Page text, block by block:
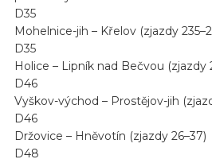
D35
Mohelnice-jih – Křelov (zjazdy
D35
Holice – Lipník nad Bečvou (zjazdy
D46
Vyškov-východ – Prostějov-jih
D46
Držovice – Hněvotín (zjazdy 26–37)
D48